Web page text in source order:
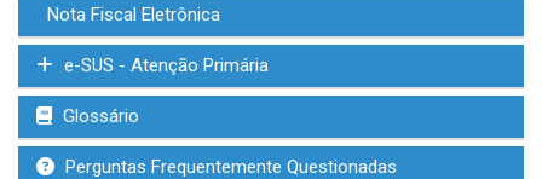
Nota Fiscal Eletrônica
e-SUS - Atenção Primária
Glossário
Perguntas Frequentemente Questionadas